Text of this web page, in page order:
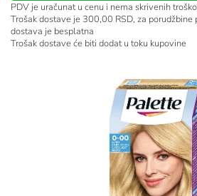
PDV je uračunat u cenu i nema skrivenih
Trošak dostave je 300,00 RSD, za
dostava je besplatna
Trošak dostave će biti dodat u toku kupovine